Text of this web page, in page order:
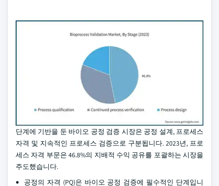
단계에 기반을 둔 바이오 공정 검증 시장은 공정 설계, 프로세스
자격 및 지속적인 프로세스 검증으로 구분됩니다. 2023년, 프로
세스 자격 부문은 46.8%의 지배적 수익 공유를 포괄하는 시장을
주도했습니다.
공정의 자격 (PQ)은 바이오 공정 검증에 필수적인 단계입니